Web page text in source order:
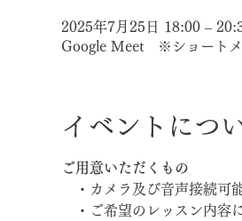
2025年7月25日 18:00 –
Google Meet ※ショート
イベントにつ
ご用意いただくもの
・カメラ及び音声接続可
・ご希望のレッスン内容